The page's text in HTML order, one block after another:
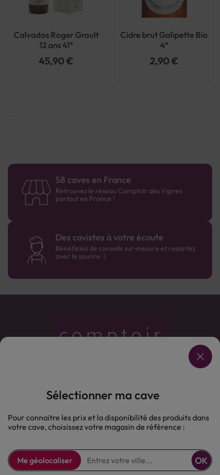
Calvados Roger Groult
12 ans 41°
45,90 €
Cidre brut Galipette Bio
4°
2,90 €
58 caves en France
Retrouvez le réseau Comptoir des Vignes
partout en France !
Des cavistes à votre écoute
Bénéficiez de conseils sur-mesure et repartez
avec le sourire :)
Comptoir des Vignes
Sélectionner ma cave
Pour connaitre les prix et la disponibilité des produits dans
votre cave, choisissez votre magasin de référence :
Me géolocaliser OK